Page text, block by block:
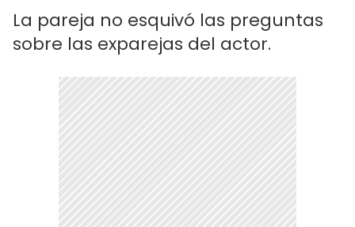
La pareja no esquivó las preguntas
sobre las exparejas del actor.